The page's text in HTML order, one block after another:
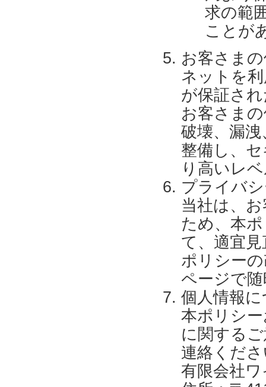
求の範
ことが
お客さま
ネットを
が保証さ
お客さま
破壊、漏
整備し、
り高いレ
プライバ
当社は、
ため、本
て、適宜
ポリシー
ページで
個人情報
本ポリシ
に関する
連絡くだ
有限会社